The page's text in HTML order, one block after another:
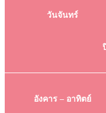
วันจันทร์
อังคาร – อาทิตย์